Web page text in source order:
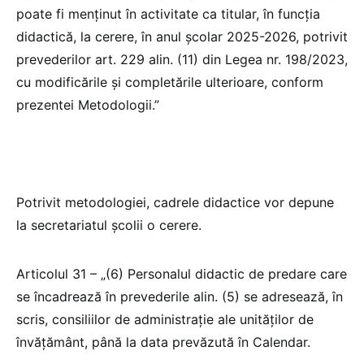
poate fi menţinut în activitate ca titular, în funcţia
didactică, la cerere, în anul şcolar 2025-2026, potrivit
prevederilor art. 229 alin. (11) din Legea nr. 198/2023,
cu modificările şi completările ulterioare, conform
prezentei Metodologii.”
Potrivit metodologiei, cadrele didactice vor depune
la secretariatul școlii o cerere.
Articolul 31 – „(6) Personalul didactic de predare care
se încadrează în prevederile alin. (5) se adresează, în
scris, consiliilor de administraţie ale unităţilor de
învăţământ, până la data prevăzută în Calendar.